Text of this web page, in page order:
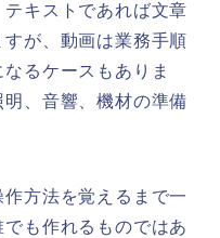
キストであれば文章
が、動画は業務手順
るケースもありま
、音響、機材の準備
方法を覚えるまで一
も作れるものではあ